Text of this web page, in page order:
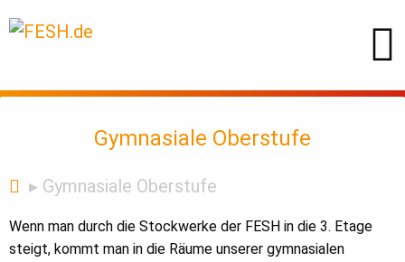
Gymnasiale Oberstufe
Gymnasiale Oberstufe
Wenn man durch die Stockwerke der FESH in die 3. Etage
steigt, kommt man in die Räume unserer gymnasialen